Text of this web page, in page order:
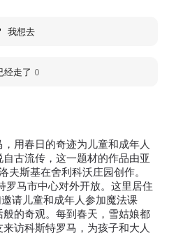
用春日的奇迹为儿童和成年人
古流传，这一题材的作品由亚
夫斯基在舍利科沃庄园创作。
罗马市中心对外开放。这里居住
请儿童和成年人参加魔法课
的奇观。每到春天，雪姑娘都
访科斯特罗马，为孩子和大人
我想去
经走了 0